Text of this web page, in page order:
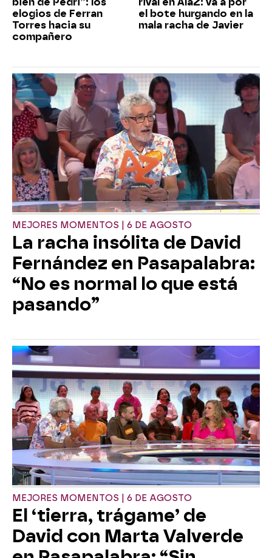
elogios de Ferran
Torres hacia su
compañero
el bote hurgando en la
mala racha de Javier
MEJORES MOMENTOS | 6 DE AGOSTO
La racha insólita de David
Fernández en Pasapalabra:
“No es normal lo que está
pasando”
MEJORES MOMENTOS | 6 DE AGOSTO
El ‘tierra, trágame’ de
David con Marta Valverde